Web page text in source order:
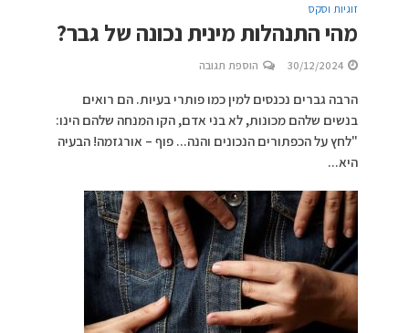
זוגיות וסקס
מהי התנהלות מינית נכונה של גבר?
30/12/2024 הוספת תגובה
הרבה גברים נכנסים למין כמו פותרי בעיות. הם רואים
בנשים שלהם מכונות, לא בני אדם, הקו המנחה שלהם הינו:
"לחץ על הכפתורים הנכונים והנה... פוף – אורגזמה! הבעיה
היא...